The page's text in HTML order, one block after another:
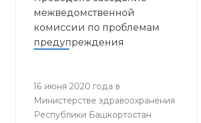
межведомственной
комиссии по проблемам
предупреждения
Башкортостан
16 июня 2020 года в
Министерстве здравоохранения
Республики Башкортостан